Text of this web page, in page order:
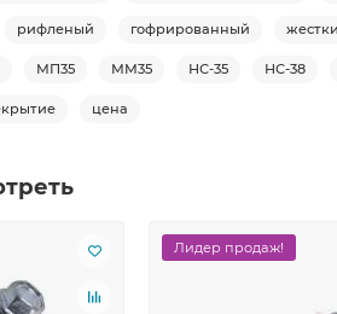
рифленый гофрированный
МП35 ММ35 НС-35 НС-38
цена
Лидер продаж!